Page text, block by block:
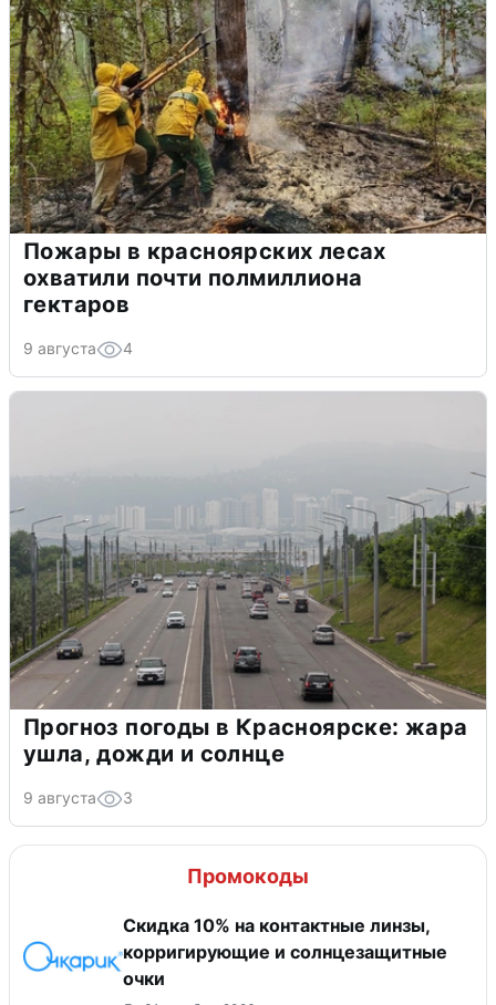
Пожары в красноярских лесах
охватили почти полмиллиона
гектаров
9 августа 4
Прогноз погоды в Красноярске: жара
ушла, дожди и солнце
9 августа 3
Промокоды
Скидка 10% на контактные линзы,
корригирующие и солнцезащитные
очки